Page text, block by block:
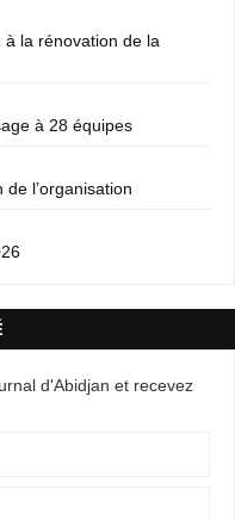
la rénovation de la
à 28 équipes
de l’organisation
d'Abidjan et recevez